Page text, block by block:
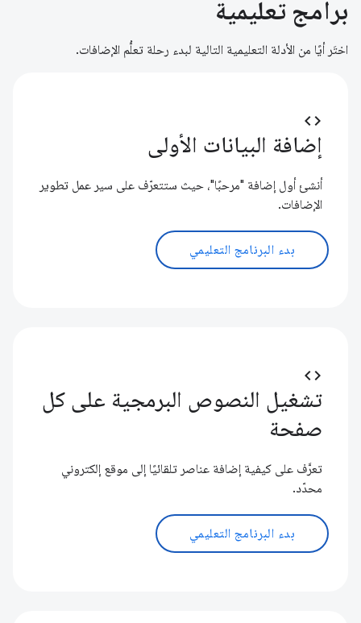
برامج تعليمية
اختَر أيًا من الأدلة التعليمية التالية لبدء رحلة تعلُّم الإضافات.
code
إضافة البيانات الأولى
أنشئ أول إضافة "مرحبًا"، حيث ستتعرّف على سير عمل تطوير
الإضافات.
بدء البرنامج التعليمي
code
تشغيل النصوص البرمجية على كل
صفحة
تعرَّف على كيفية إضافة عناصر تلقائيًا إلى موقع إلكتروني
محدّد.
بدء البرنامج التعليمي